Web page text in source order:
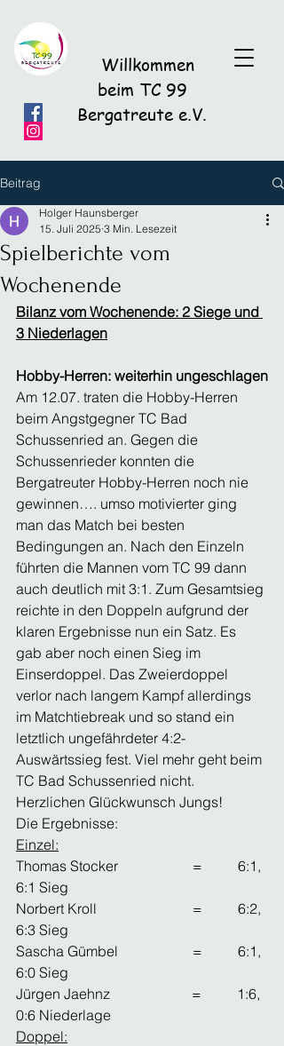
Willkommen
beim TC 99
Bergatreute e.V.
Beitrag
Spielberichte vom
Wochenende
Holger Haunsberger
15. Juli 2025 3 Min. Lesezeit
Bilanz vom Wochenende: 2 Siege und
3 Niederlagen
Hobby-Herren: weiterhin ungeschlagen
Am 12.07. traten die Hobby-Herren
beim Angstgegner TC Bad
Schussenried an. Gegen die
Schussenrieder konnten die
Bergatreuter Hobby-Herren noch nie
gewinnen…. umso motivierter ging
man das Match bei besten
Bedingungen an. Nach den Einzeln
führten die Mannen vom TC 99 dann
auch deutlich mit 3:1. Zum Gesamtsieg
reichte in den Doppeln aufgrund der
klaren Ergebnisse nun ein Satz. Es
gab aber noch einen Sieg im
Einserdoppel. Das Zweierdoppel
verlor nach langem Kampf allerdings
im Matchtiebreak und so stand ein
letztlich ungefährdeter 4:2-
Auswärtssieg fest. Viel mehr geht beim
TC Bad Schussenried nicht.
Herzlichen Glückwunsch Jungs!
Die Ergebnisse:
Einzel:
Thomas Stocker                     =          6:1,
6:1 Sieg
Norbert Kroll                           =          6:2,
6:3 Sieg
Sascha Gümbel                     =          6:1,
6:0 Sieg
Jürgen Jaehnz                       =          1:6,
0:6 Niederlage
Doppel: